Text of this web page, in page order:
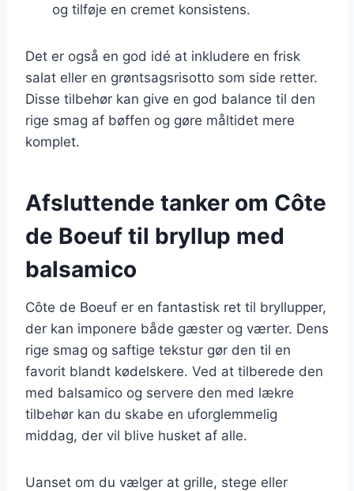
og tilføje en cremet konsistens.
Det er også en god idé at inkludere en frisk
salat eller en grøntsagsrisotto som side retter.
Disse tilbehør kan give en god balance til den
rige smag af bøffen og gøre måltidet mere
komplet.
Afsluttende tanker om Côte
de Boeuf til bryllup med
balsamico
Côte de Boeuf er en fantastisk ret til bryllupper,
der kan imponere både gæster og værter. Dens
rige smag og saftige tekstur gør den til en
favorit blandt kødelskere. Ved at tilberede den
med balsamico og servere den med lækre
tilbehør kan du skabe en uforglemmelig
middag, der vil blive husket af alle.
Uanset om du vælger at grille, stege eller